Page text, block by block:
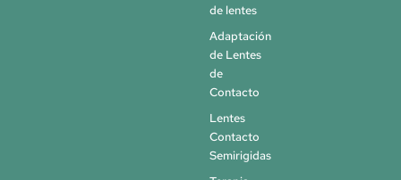
de lentes
Adaptación
de Lentes
de
Contacto
Lentes
Contacto
Semirigidas